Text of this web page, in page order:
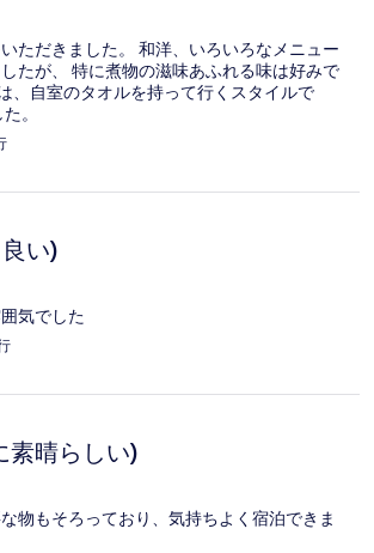
ただきました。 和洋、いろいろなメニュー
たが、 特に煮物の滋味あふれる味は好みで
、自室のタオルを持って行くスタイルで
。
い)
気でした
素晴らしい)
物もそろっており、気持ちよく宿泊できま